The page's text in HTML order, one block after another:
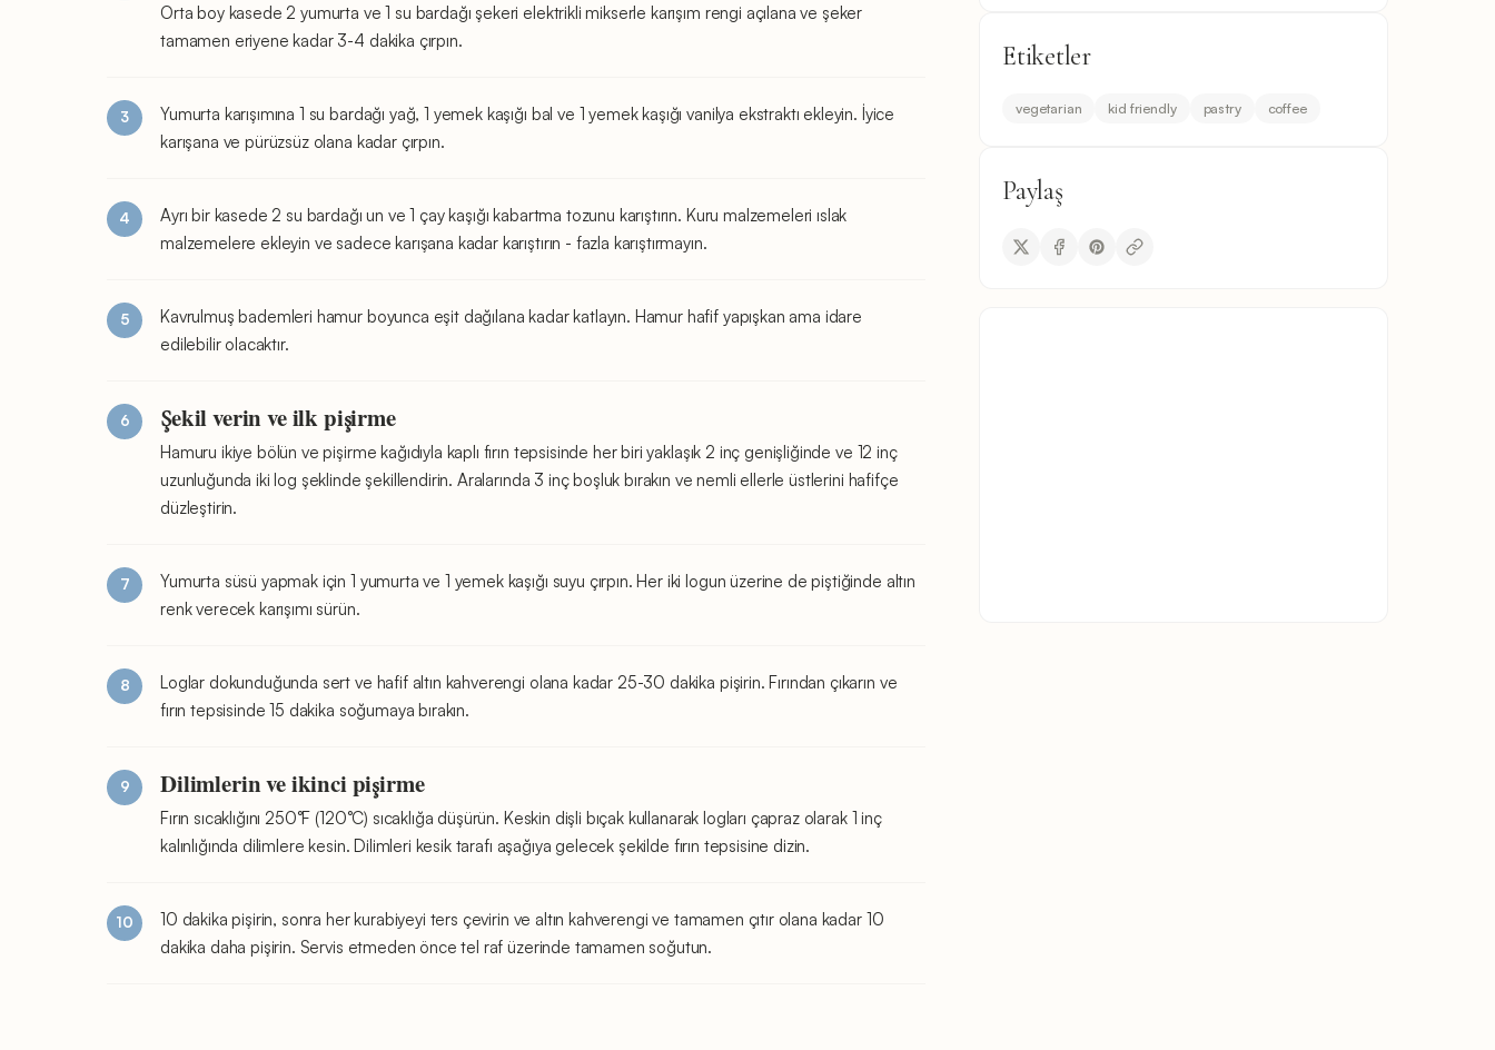
Orta boy kasede 2 yumurta ve 1 su bardağı şekeri elektrikli mikserle karışım rengi açılana ve şeker
tamamen eriyene kadar 3-4 dakika çırpın.
Yumurta karışımına 1 su bardağı yağ, 1 yemek kaşığı bal ve 1 yemek kaşığı vanilya ekstraktı ekleyin. İyice
karışana ve pürüzsüz olana kadar çırpın.
Ayrı bir kasede 2 su bardağı un ve 1 çay kaşığı kabartma tozunu karıştırın. Kuru malzemeleri ıslak
malzemelere ekleyin ve sadece karışana kadar karıştırın - fazla karıştırmayın.
Kavrulmuş bademleri hamur boyunca eşit dağılana kadar katlayın. Hamur hafif yapışkan ama idare
edilebilir olacaktır.
Şekil verin ve ilk pişirme
Hamuru ikiye bölün ve pişirme kağıdıyla kaplı fırın tepsisinde her biri yaklaşık 2 inç genişliğinde ve 12 inç
uzunluğunda iki log şeklinde şekillendirin. Aralarında 3 inç boşluk bırakın ve nemli ellerle üstlerini hafifçe
düzleştirin.
Yumurta süsü yapmak için 1 yumurta ve 1 yemek kaşığı suyu çırpın. Her iki logun üzerine de piştiğinde altın
renk verecek karışımı sürün.
Loglar dokunduğunda sert ve hafif altın kahverengi olana kadar 25-30 dakika pişirin. Fırından çıkarın ve
fırın tepsisinde 15 dakika soğumaya bırakın.
Dilimlerin ve ikinci pişirme
Fırın sıcaklığını 250°F (120°C) sıcaklığa düşürün. Keskin dişli bıçak kullanarak logları çapraz olarak 1 inç
kalınlığında dilimlere kesin. Dilimleri kesik tarafı aşağıya gelecek şekilde fırın tepsisine dizin.
10 dakika pişirin, sonra her kurabiyeyi ters çevirin ve altın kahverengi ve tamamen çıtır olana kadar 10
dakika daha pişirin. Servis etmeden önce tel raf üzerinde tamamen soğutun.
Etiketler
vegetarian kid friendly pastry coffee
Paylaş